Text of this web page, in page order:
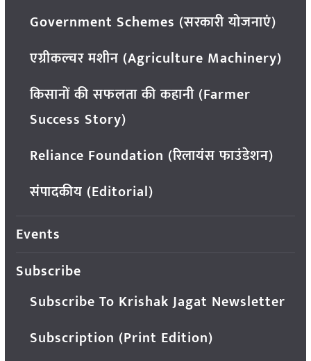
Government Schemes (सरकारी योजनाएं)
एग्रीकल्चर मशीन (Agriculture Machinery)
किसानों की सफलता की कहानी (Farmer
Success Story)
Reliance Foundation (रिलायंस फाउंडेशन)
संपादकीय (Editorial)
Events
Subscribe
Subscribe To Krishak Jagat Newsletter
Subscription (Print Edition)